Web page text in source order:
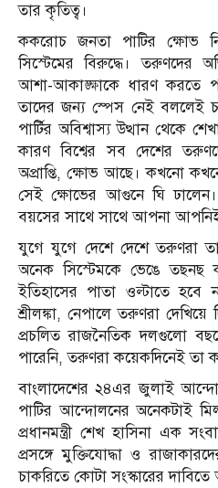
তার কৃতিত্ব।
ককরোচ জনতা পাটির ক্ষোভ
সিস্টেমের বিরুদ্ধে। তরুণদের
আশা-আকাঙ্ক্ষাকে ধারণ করতে
তাদের জন্য স্পেস নেই
পার্টির অবিশ্বাস্য উত্থান থেকে
কারণ বিশ্বের সব দেশের
অপ্রাপ্তি, ক্ষোভ আছে। কখনো
সেই ক্ষোভের আগুনে ঘি
বয়সের সাথে সাথে আপনা
যুগে যুগে দেশে দেশে তরুণরা
অনেক সিস্টেমকে ভেঙে তছনছ
ইতিহাসের পাতা ওল্টাতে হবে
শ্রীলঙ্কা, নেপালে তরুণরা
প্রচলিত রাজনৈতিক দলগুলো
পারেনি, তরুণরা কয়েকদিনেই তা
বাংলাদেশের ২৪এর জুলাই
পাটির আন্দোলনের অনেকটাই
প্রধানমন্ত্রী শেখ হাসিনা এক
প্রসঙ্গে মুক্তিযোদ্ধা ও
চাকরিতে কোটা সংস্কারের